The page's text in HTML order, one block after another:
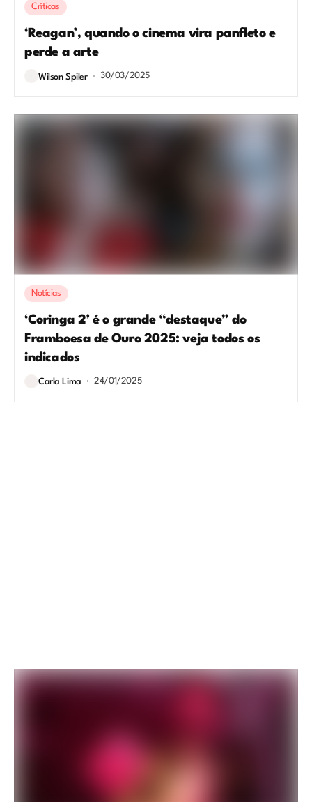
Críticas
‘Reagan’, quando o cinema vira panfleto e
perde a arte
Wilson Spiler 30/03/2025
Notícias
‘Coringa 2’ é o grande “destaque” do
Framboesa de Ouro 2025: veja todos os
indicados
Carla Lima 24/01/2025